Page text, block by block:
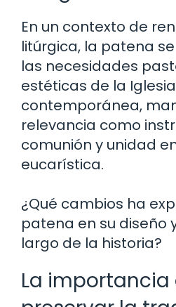
En un contexto de
litúrgica, la patena
las necesidades
estéticas de la Iglesia
contemporánea,
relevancia como
comunión y unidad
eucarística.
¿Qué cambios ha
patena en su diseño
largo de la historia?
La importancia